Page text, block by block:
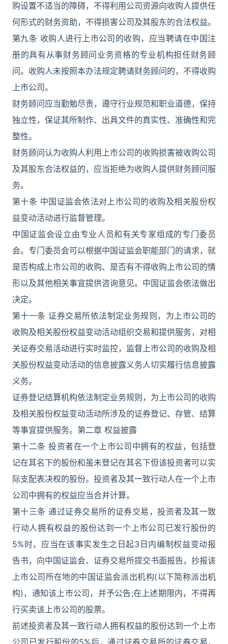
购设置不适当的障碍，不得利用公司资源向收购人提供任
何形式的财务资助，不得损害公司及其股东的合法权益。
第九条 收购人进行上市公司的收购，应当聘请在中国注
册的具有从事财务顾问业务资格的专业机构担任财务顾
问。收购人未按照本办法规定聘请财务顾问的，不得收购
上市公司。
财务顾问应当勤勉尽责，遵守行业规范和职业道德，保持
独立性，保证其所制作、出具文件的真实性、准确性和完
整性。
财务顾问认为收购人利用上市公司的收购损害被收购公司
及其股东合法权益的，应当拒绝为收购人提供财务顾问服
务。
第十条 中国证监会依法对上市公司的收购及相关股份权
益变动活动进行监督管理。
中国证监会设立由专业人员和有关专家组成的专门委员
会。专门委员会可以根据中国证监会职能部门的请求，就
是否构成上市公司的收购、是否有不得收购上市公司的情
形以及其他相关事宜提供咨询意见。中国证监会依法做出
决定。
第十一条 证券交易所依法制定业务规则，为上市公司的
收购及相关股份权益变动活动组织交易和提供服务，对相
关证券交易活动进行实时监控，监督上市公司的收购及相
关股份权益变动活动的信息披露义务人切实履行信息披露
义务。
证券登记结算机构依法制定业务规则，为上市公司的收购
及相关股份权益变动活动所涉及的证券登记、存管、结算
等事宜提供服务。第二章 权益披露
第十二条 投资者在一个上市公司中拥有的权益，包括登
记在其名下的股份和虽未登记在其名下但该投资者可以实
际支配表决权的股份。投资者及其一致行动人在一个上市
公司中拥有的权益应当合并计算。
第十三条 通过证券交易所的证券交易，投资者及其一致
行动人拥有权益的股份达到一个上市公司已发行股份的
5%时，应当在该事实发生之日起3日内编制权益变动报
告书，向中国证监会、证券交易所提交书面报告，抄报该
上市公司所在地的中国证监会派出机构(以下简称派出机
构)，通知该上市公司，并予公告;在上述期限内，不得再
行买卖该上市公司的股票。
前述投资者及其一致行动人拥有权益的股份达到一个上市
公司已发行股份的5%后，通过证券交易所的证券交易，